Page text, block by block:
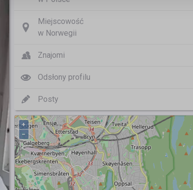
Miejscowość
w Norwegii
Znajomi
Odsłony profilu
Posty
+
−